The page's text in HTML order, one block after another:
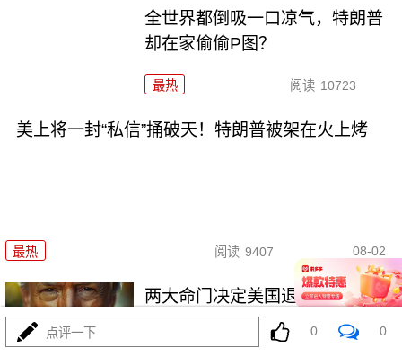
全世界都倒吸一口凉气，特朗普
却在家偷偷P图？
最热 阅读 10723
美上将一封“私信”捅破天！特朗普被架在火上烤
最热 阅读 9407 08-02
两大命门决定美国退无可退，伊
朗别再幻想了！
点评一下 0 0